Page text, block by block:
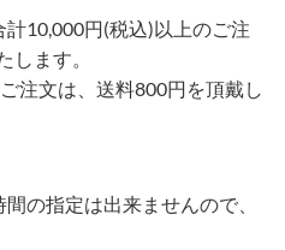
10,000円(税込)以上のご注
します。
注文は、送料800円を頂戴し
の指定は出来ませんので、